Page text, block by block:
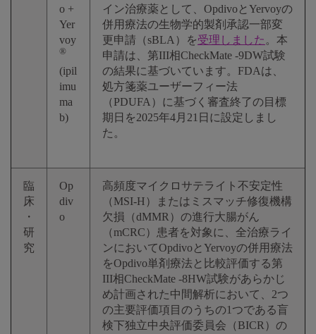
o +
Yer
voy
®
(ipil
imu
ma
b)
イン治療薬として、OpdivoとYervoyの
併用療法の生物学的製剤承認一部変
更申請（sBLA）を受理しました 。本
申請は、第III相CheckMate -9DW試験
の結果に基づいています。FDAは、
処方箋薬ユーザーフィー法
（PDUFA）に基づく審査終了の目標
期日を2025年4月21日に設定しまし
た。
臨
床
・
研
究
Op
div
o
高頻度マイクロサテライト不安定性
（MSI-H）またはミスマッチ修復機構
欠損（dMMR）の進行大腸がん
（mCRC）患者を対象に、全治療ライ
ンにおいてOpdivoとYervoyの併用療法
をOpdivo単剤療法と比較評価する第
III相CheckMate -8HW試験があらかじ
め計画された中間解析において、2つ
の主要評価項目のうちの1つである盲
検下独立中央評価委員会（BICR）の